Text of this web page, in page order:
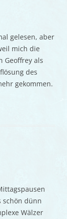
gelesen, aber
mich die
Geoffrey als
des
gekommen.
schön dünn
Wälzer